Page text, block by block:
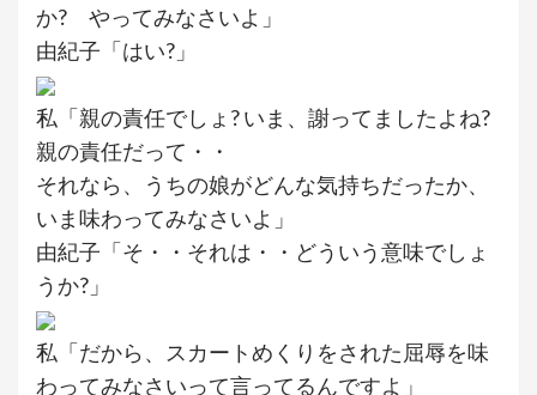
か? やってみなさいよ」
由紀子「はい?」
私「親の責任でしょ? いま、謝ってましたよね?
親の責任だって・・
それなら、うちの娘がどんな気持ちだったか、
いま味わってみなさいよ」
由紀子「そ・・それは・・どういう意味でしょ
うか?」
私「だから、スカートめくりをされた屈辱を味
わってみなさいって言ってるんですよ」